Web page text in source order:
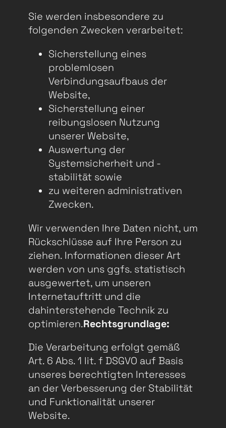
Sie werden insbesondere zu
folgenden Zwecken verarbeitet:
Sicherstellung eines
problemlosen
Verbindungsaufbaus der
Website,
Sicherstellung einer
reibungslosen Nutzung
unserer Website,
Auswertung der
Systemsicherheit und -
stabilität sowie
zu weiteren administrativen
Zwecken.
Wir verwenden Ihre Daten nicht, um
Rückschlüsse auf Ihre Person zu
ziehen. Informationen dieser Art
werden von uns ggfs. statistisch
ausgewertet, um unseren
Internetauftritt und die
dahinterstehende Technik zu
optimieren.Rechtsgrundlage:
Die Verarbeitung erfolgt gemäß
Art. 6 Abs. 1 lit. f DSGVO auf Basis
unseres berechtigten Interesses
an der Verbesserung der Stabilität
und Funktionalität unserer
Website.